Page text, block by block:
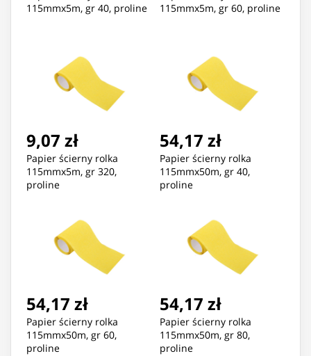
115mmx5m, gr 40, proline
115mmx5m, gr 60, proline
9,07 zł
Papier ścierny rolka
115mmx5m, gr 320,
proline
54,17 zł
Papier ścierny rolka
115mmx50m, gr 40,
proline
54,17 zł
Papier ścierny rolka
115mmx50m, gr 60,
proline
54,17 zł
Papier ścierny rolka
115mmx50m, gr 80,
proline